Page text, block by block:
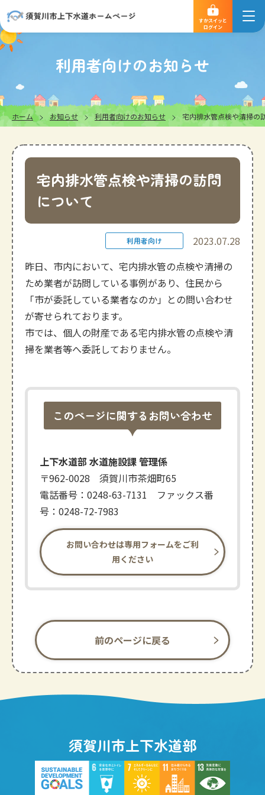
すかスイッと
ログイン
利用者向けのお知らせ
ホーム お知らせ 利用者向けのお知らせ 宅内排水管点検や清掃の
宅内排水管点検や清掃の訪問
について
利用者向け
2023.07.28
昨日、市内において、宅内排水管の点検や清掃の
ため業者が訪問している事例があり、住民から
「市が委託している業者なのか」との問い合わせ
が寄せられております。
市では、個人の財産である宅内排水管の点検や清
掃を業者等へ委託しておりません。
このページに関するお問い合わせ
上下水道部 水道施設課 管理係
〒962-0028 須賀川市茶畑町65
電話番号：0248-63-7131 ファックス番
号：0248-72-7983
お問い合わせは専用フォームをご利
用ください
前のページに戻る
須賀川市上下水道部